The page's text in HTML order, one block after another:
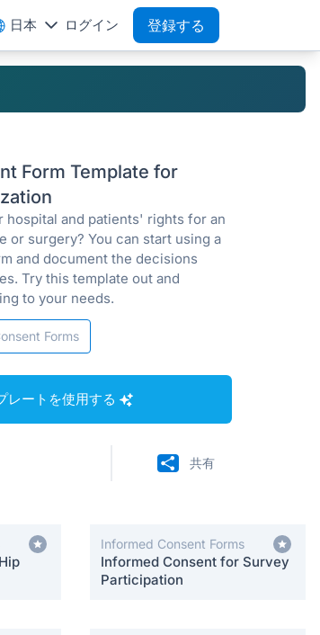
日本 ログイン 登録する
Form Template for
hospital and patients' rights for an
or surgery? You can start using a
and document the decisions
Try this template out and
to your needs.
Forms
レートを使用する
共有
Informed Consent Forms
Informed Consent for Survey
Participation